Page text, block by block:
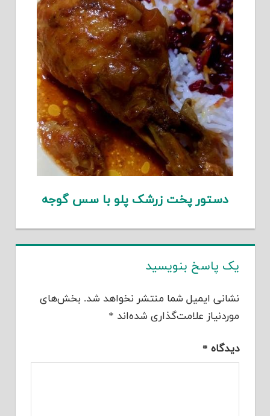
دستور پخت زرشک پلو با سس گوجه
یک پاسخ بنویسید
نشانی ایمیل شما منتشر نخواهد شد. بخش‌های
موردنیاز علامت‌گذاری شده‌اند *
دیدگاه *